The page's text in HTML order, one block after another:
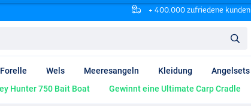
+ 400.000 zufriedene kunden
Forelle Wels Meeresangeln Kleidung Angelsets
Hunter 750 Bait Boat Gewinnt eine Ultimate Carp Cradle